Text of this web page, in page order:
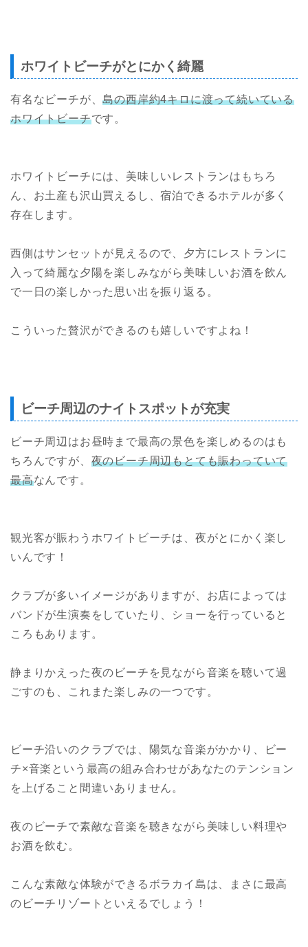
ホワイトビーチがとにかく綺麗
有名なビーチが、島の西岸約4キロに渡って続いている
ホワイトビーチです。
ホワイトビーチには、美味しいレストランはもちろ
ん、お土産も沢山買えるし、宿泊できるホテルが多く
存在します。
西側はサンセットが見えるので、夕方にレストランに
入って綺麗な夕陽を楽しみながら美味しいお酒を飲ん
で一日の楽しかった思い出を振り返る。
こういった贅沢ができるのも嬉しいですよね！
ビーチ周辺のナイトスポットが充実
ビーチ周辺はお昼時まで最高の景色を楽しめるのはも
ちろんですが、 夜のビーチ周辺もとても賑わっていて
最高なんです。
観光客が賑わうホワイトビーチは、夜がとにかく楽し
いんです！
クラブが多いイメージがありますが、お店によっては
バンドが生演奏をしていたり、ショーを行っていると
ころもあります。
静まりかえった夜のビーチを見ながら音楽を聴いて過
ごすのも、これまた楽しみの一つです。
ビーチ沿いのクラブでは、陽気な音楽がかかり、ビー
チ×音楽という最高の組み合わせがあなたのテンション
を上げること間違いありません。
夜のビーチで素敵な音楽を聴きながら美味しい料理や
お酒を飲む。
こんな素敵な体験ができるボラカイ島は、まさに最高
のビーチリゾートといえるでしょう！